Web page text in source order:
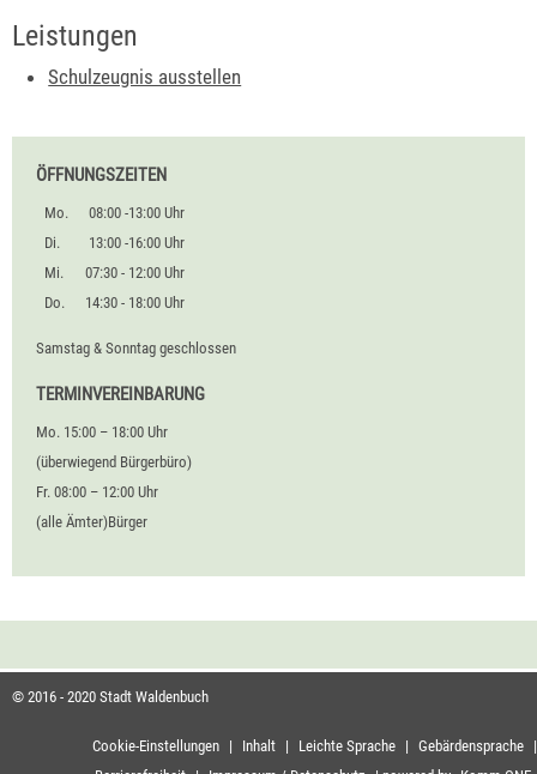
Leistungen
Schulzeugnis ausstellen
ÖFFNUNGSZEITEN
Mo.
08:00 -13:00 Uhr
Di.
13:00 -16:00 Uhr
Mi.
07:30 - 12:00 Uhr
Do.
14:30 - 18:00 Uhr
Samstag & Sonntag geschlossen
TERMINVEREINBARUNG
Mo. 15:00 – 18:00 Uhr
(überwiegend Bürgerbüro)
Fr. 08:00 – 12:00 Uhr
(alle Ämter)Bürger
© 2016 - 2020 Stadt Waldenbuch
Cookie-Einstellungen | Inhalt | Leichte Sprache | Gebärdensprache |